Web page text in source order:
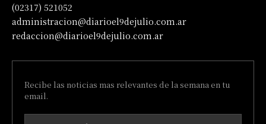
(02317) 521052
administracion@diarioel9dejulio.com.ar
redaccion@diarioel9dejulio.com.ar
Recibe las noticias mas relevantes de la semana en tu
email.